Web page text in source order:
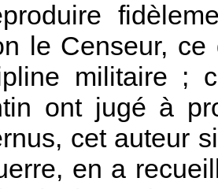
le Censeur,
militaire ;
ont jugé à
cet auteur
en a